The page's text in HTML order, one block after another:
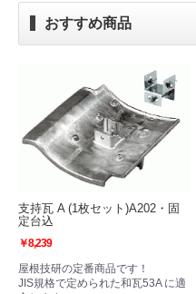
おすすめ商品
支持瓦 A (1枚セット)A202・固
定台込
￥8,239
屋根技研の定番商品です！
JIS規格で定められた和瓦53A に適